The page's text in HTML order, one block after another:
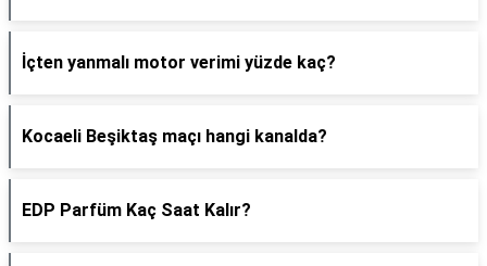
İçten yanmalı motor verimi yüzde kaç?
Kocaeli Beşiktaş maçı hangi kanalda?
EDP Parfüm Kaç Saat Kalır?